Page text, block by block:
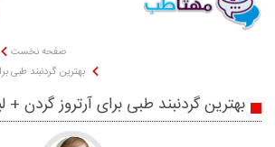
صفحه نخست
بهترین گردنبند طبی
بهترین گردنبند طبی برای آرتروز